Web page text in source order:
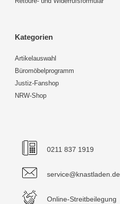
Kategorien
Artikelauswahl
Büromöbelprogramm
Justiz-Fanshop
NRW-Shop
0211 837 1919
service@knastladen.de
Online-Streitbeilegung